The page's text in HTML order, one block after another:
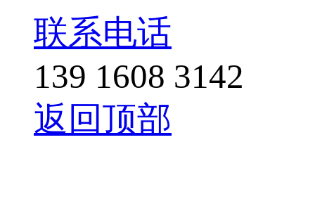
联系电话
139 1608 3142
返回顶部